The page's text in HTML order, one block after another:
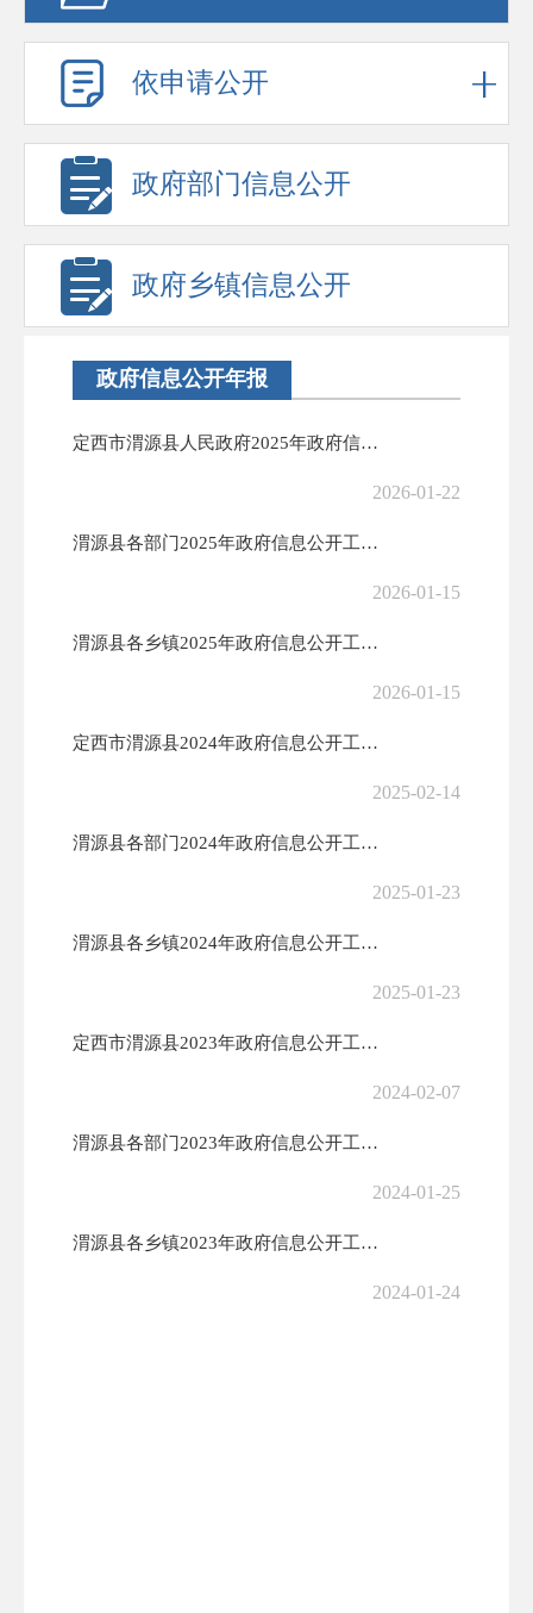
依申请公开
政府部门信息公开
政府乡镇信息公开
政府信息公开年报
定西市渭源县人民政府2025年政府信息公开工作年度报告
2026-01-22
渭源县各部门2025年政府信息公开工作年度报告
2026-01-15
渭源县各乡镇2025年政府信息公开工作年度报告
2026-01-15
定西市渭源县2024年政府信息公开工作年度报告
2025-02-14
渭源县各部门2024年政府信息公开工作年度报告
2025-01-23
渭源县各乡镇2024年政府信息公开工作年度报告
2025-01-23
定西市渭源县2023年政府信息公开工作年度报告
2024-02-07
渭源县各部门2023年政府信息公开工作年度报告
2024-01-25
渭源县各乡镇2023年政府信息公开工作年度报告
2024-01-24